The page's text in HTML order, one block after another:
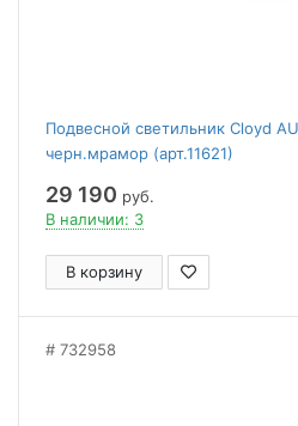
Подвесной светильник Cloyd
черн.мрамор (арт.11621)
29 190 руб.
В наличии: 3
В корзину
732958